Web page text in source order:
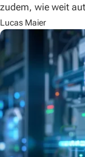
zudem, wie weit
Lucas Maier